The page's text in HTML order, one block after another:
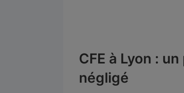
CFE à Lyon :
négligé